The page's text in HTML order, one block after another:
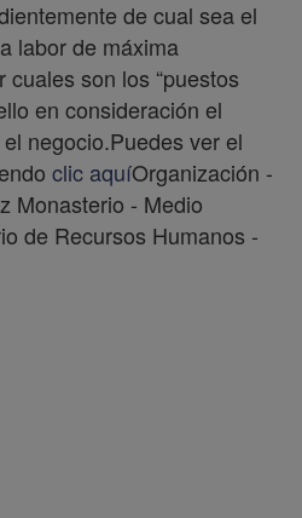
de cual sea el
labor de máxima
son los “puestos
en consideración el
negocio.Puedes ver el
clic aquíOrganización -
Monasterio - Medio
de Recursos Humanos -